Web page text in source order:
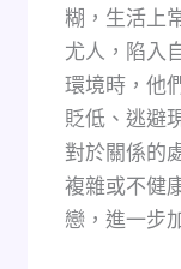
糊，生活上
尤人，陷入
環境時，他
貶低、逃避
對於關係的
複雜或不健
戀，進一步